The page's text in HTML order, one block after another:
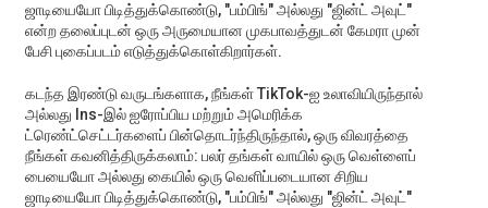
ஜாடியையோ பிடித்துக்கொண்டு, "பம்பிங்" அல்லது "ஜின்ட் அவுட்"
என்ற தலைப்புடன் ஒரு அருமையான முகபாவத்துடன் கேமரா முன்
பேசி புகைப்படம் எடுத்துக்கொள்கிறார்கள்.
கடந்த இரண்டு வருடங்களாக, நீங்கள் TikTok-ஐ உலாவியிருந்தால்
அல்லது Ins-இல் ஐரோப்பிய மற்றும் அமெரிக்க
ட்ரெண்ட்செட்டர்களைப் பின்தொடர்ந்திருந்தால், ஒரு விவரத்தை
நீங்கள் கவனித்திருக்கலாம்: பலர் தங்கள் வாயில் ஒரு வெள்ளைப்
பையையோ அல்லது கையில் ஒரு வெளிப்படையான சிறிய
ஜாடியையோ பிடித்துக்கொண்டு, "பம்பிங்" அல்லது "ஜின்ட் அவுட்"